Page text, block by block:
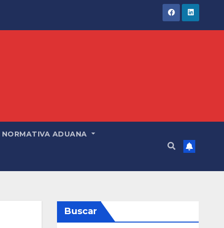
NORMATIVA ADUANA
Buscar